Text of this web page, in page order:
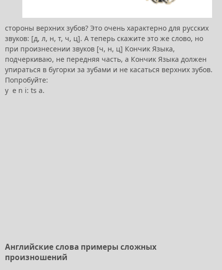
стороны верхних зубов? Это очень характерно для русских
звуков: [д, л, н, т, ч, ц]. А теперь скажите это же слово, но
при произнесении звуков [ч, н, ц] Кончик Языка,
подчеркиваю, не передняя часть, а Кончик Языка должен
упираться в бугорки за зубами и не касаться верхних зубов.
Попробуйте:
у е n i: ts а.
Английские слова примеры сложных
произношений